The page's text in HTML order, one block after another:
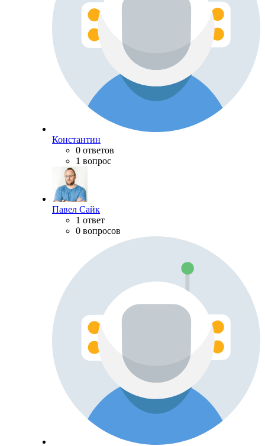
Константин
0 ответов
1 вопрос
Павел Сайк
1 ответ
0 вопросов